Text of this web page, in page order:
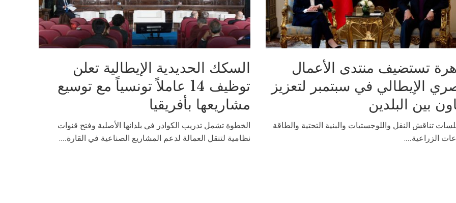
تستضيف منتدى الأعمال
الإيطالي في سبتمبر لتعزيز
بين البلدين
تناقش النقل واللوجستيات والبنية التحتية والطاقة
الزراعية....
السكك الحديدية الإيطالية تعلن
توظيف 14 عاملاً تونسياً مع توسيع
مشاريعها بأفريقيا
الخطوة تشمل تدريب الكوادر في بلدانها الأصلية وفتح قنوات
نظامية لتنقل العمالة لدعم المشاريع الصناعية في القارة....